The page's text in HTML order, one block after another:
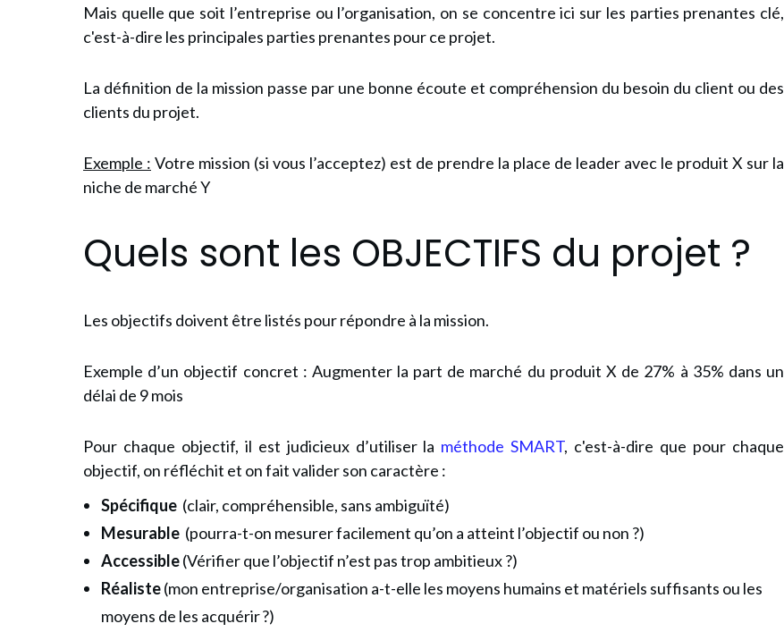
Mais quelle que soit l’entreprise ou l’organisation, on se concentre ici sur les parties prenantes clé,
c'est-à-dire les principales parties prenantes pour ce projet.
La définition de la mission passe par une bonne écoute et compréhension du besoin du client ou des
clients du projet.
Exemple : Votre mission (si vous l’acceptez) est de prendre la place de leader avec le produit X sur la
niche de marché Y
Quels sont les OBJECTIFS du projet ?
Les objectifs doivent être listés pour répondre à la mission.
Exemple d’un objectif concret : Augmenter la part de marché du produit X de 27% à 35% dans un
délai de 9 mois
Pour chaque objectif, il est judicieux d’utiliser la méthode SMART, c'est-à-dire que pour chaque
objectif, on réfléchit et on fait valider son caractère :
Spécifique (clair, compréhensible, sans ambiguïté)
Mesurable (pourra-t-on mesurer facilement qu’on a atteint l’objectif ou non ?)
Accessible(Vérifier que l’objectif n’est pas trop ambitieux ?)
Réaliste(mon entreprise/organisation a-t-elle les moyens humains et matériels suffisants ou les
moyens de les acquérir ?)